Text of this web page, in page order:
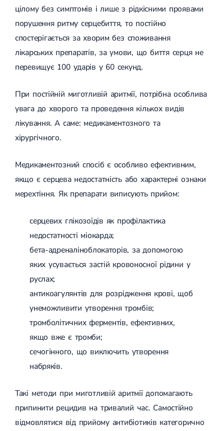
цілому без симптомів і лише з рідкісними проявами
порушення ритму серцебиття, то постійно
спостерігається за хворим без споживання
лікарських препаратів, за умови, що биття серця не
перевищує 100 ударів у 60 секунд.
При постійній миготливій аритмії, потрібна особлива
увага до хворого та проведення кількох видів
лікування. А саме: медикаментозного та
хірургічного.
Медикаментозний спосіб є особливо ефективним,
якщо є серцева недостатність або характерні ознаки
мерехтіння. Як препарати виписують прийом:
серцевих глікозоїдів як профілактика
недостатності міокарда;
бета-адреналіноблокаторів, за допомогою
яких усувається застій кровоносної рідини у
руслах;
антикоагулянтів для розрідження крові, щоб
унеможливити утворення тромбів;
тромболітичних ферментів, ефективних,
якщо вже є тромби;
сечогінного, що виключить утворення
набряків.
Такі методи при миготливій аритмії допомагають
припинити рецидив на тривалий час. Самостійно
відмовлятися від прийому антибіотиків категорично